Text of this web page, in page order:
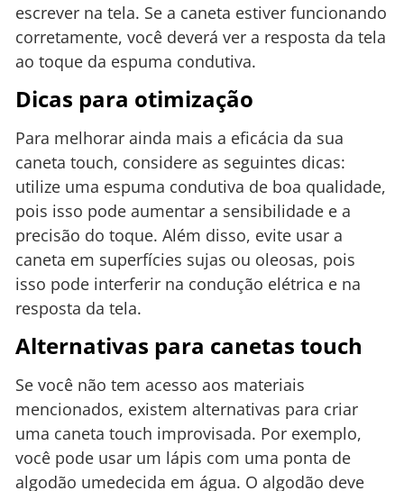
escrever na tela. Se a caneta estiver funcionando
corretamente, você deverá ver a resposta da tela
ao toque da espuma condutiva.
Dicas para otimização
Para melhorar ainda mais a eficácia da sua
caneta touch, considere as seguintes dicas:
utilize uma espuma condutiva de boa qualidade,
pois isso pode aumentar a sensibilidade e a
precisão do toque. Além disso, evite usar a
caneta em superfícies sujas ou oleosas, pois
isso pode interferir na condução elétrica e na
resposta da tela.
Alternativas para canetas touch
Se você não tem acesso aos materiais
mencionados, existem alternativas para criar
uma caneta touch improvisada. Por exemplo,
você pode usar um lápis com uma ponta de
algodão umedecida em água. O algodão deve